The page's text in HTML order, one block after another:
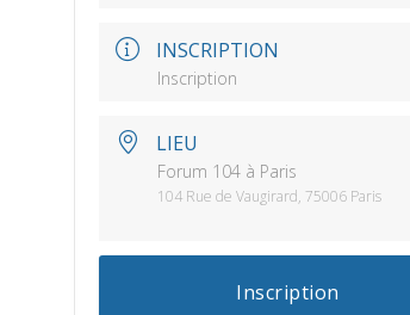
INSCRIPTION
Inscription
LIEU
Forum 104 à Paris
104 Rue de Vaugirard, 75006 Paris
Inscription